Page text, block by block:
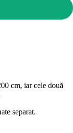
cm, iar cele două
separat.